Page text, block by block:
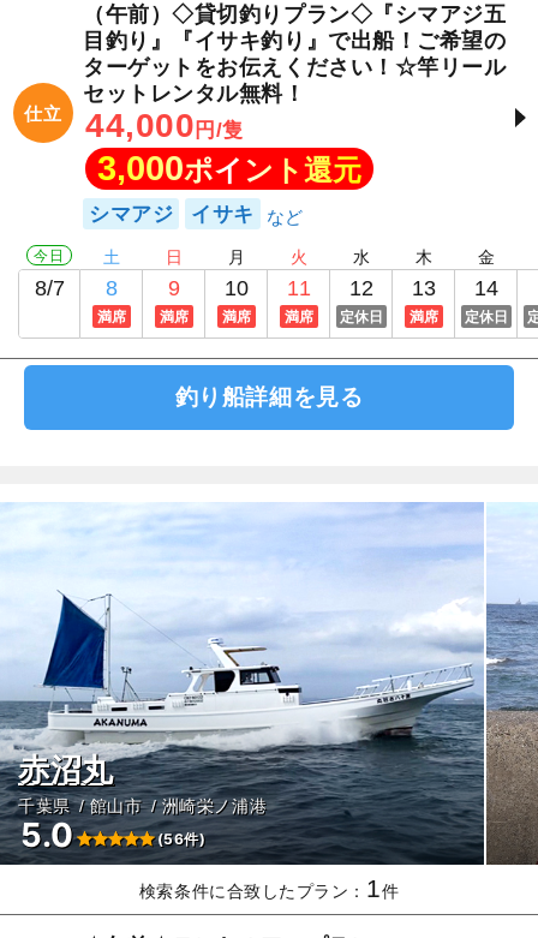
仕立
（午前）◇貸切釣りプラン◇『シマアジ五
目釣り』『イサキ釣り』で出船！ご希望の
ターゲットをお伝えください！☆竿リール
セットレンタル無料！
44,000 円/隻
3,000ポイント還元
シマアジ イサキ
今日
8/7
土
8
満席
日
9
満席
月
10
満席
火
11
満席
水
12
定休日
木
13
満席
金
14
定休日
釣り船詳細を見る
赤沼丸
千葉県 館山市 洲崎栄ノ浦港
5.0 (56件)
検索条件に合致したプラン： 1件